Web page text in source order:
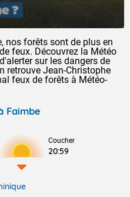
nos forêts sont de plus en
feux. Découvrez la Météo
sur les dangers de
retrouve Jean-Christophe
feux de forêts à Météo-
Faimbe
Coucher
20:59